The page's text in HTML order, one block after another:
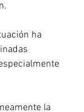
ha
la